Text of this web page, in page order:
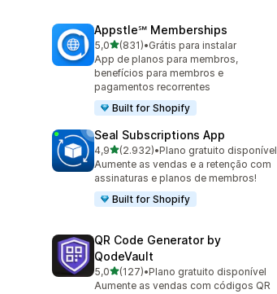
Appstle℠ Memberships
5,0de 5 estrelas
(831)
831 avaliações ao todo
•Grátis para instalar
App de planos para membros,
benefícios para membros e
pagamentos recorrentes
Built for Shopify
Seal Subscriptions App
4,9de 5 estrelas
(2.932)
2932 avaliações ao todo
•Plano gratuito disponível
Aumente as vendas e a retenção com
assinaturas e planos de membros!
Built for Shopify
QR Code Generator by
QodeVault
5,0de 5 estrelas
(127)
127 avaliações ao todo
•Plano gratuito disponível
Aumente as vendas com códigos QR